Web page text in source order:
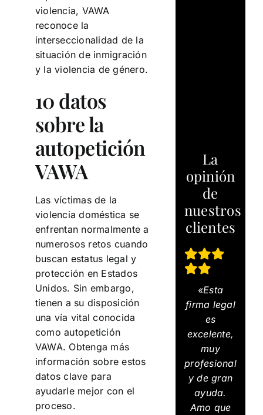
violencia, VAWA
reconoce la
interseccionalidad de la
situación de inmigración
y la violencia de género.
10 datos
sobre la
autopetición
VAWA
Las víctimas de la
violencia doméstica se
enfrentan normalmente a
numerosos retos cuando
buscan estatus legal y
protección en Estados
Unidos. Sin embargo,
tienen a su disposición
una vía vital conocida
como autopetición
VAWA. Obtenga más
información sobre estos
datos clave para
ayudarle mejor con el
proceso.
La
opinión
de
nuestros
clientes
«Esta
firma legal
es
excelente,
muy
profesional
y de gran
ayuda.
Amo que